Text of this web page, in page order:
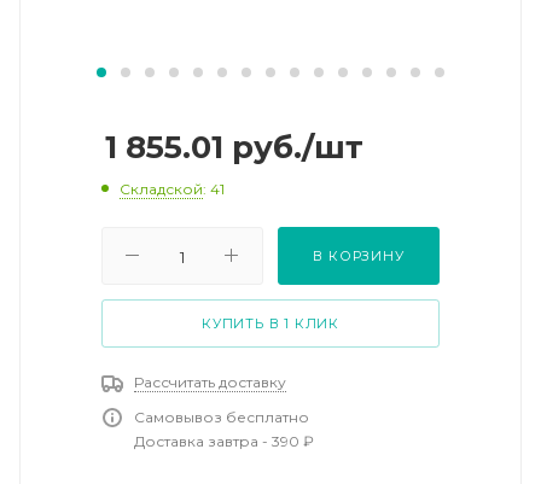
1 855.01 руб./шт
Складской: 41
В КОРЗИНУ
КУПИТЬ В 1 КЛИК
Рассчитать доставку
Самовывоз бесплатно
Доставка завтра - 390 ₽